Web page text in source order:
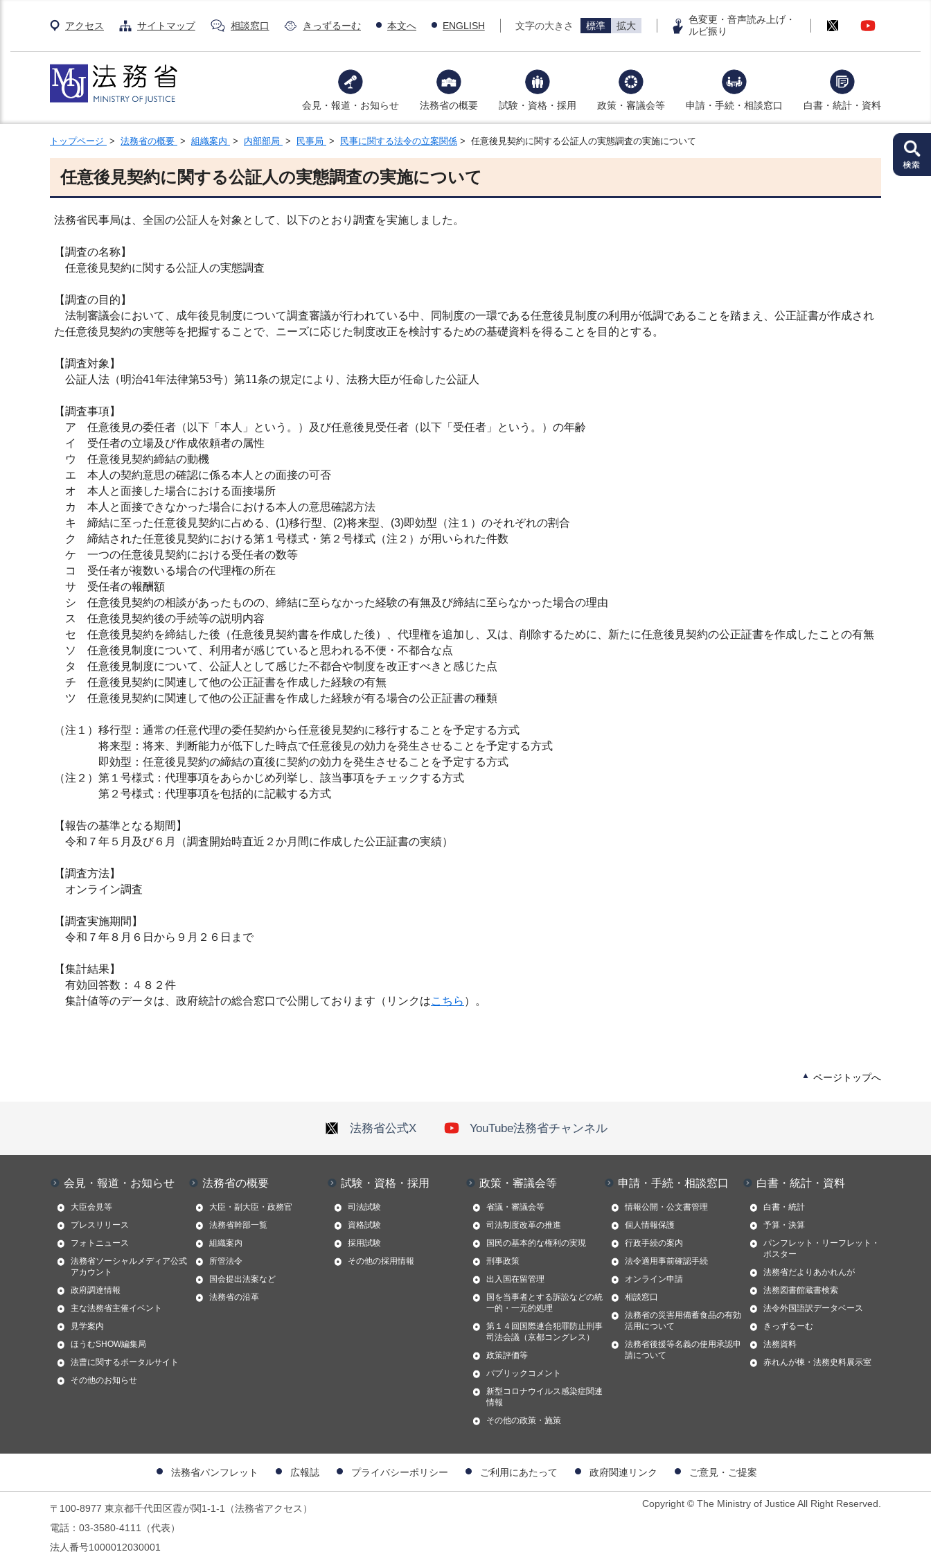
アクセス サイトマップ 相談窓口 きっずるーむ 本文へ ENGLISH 文字の大きさ 標準 拡大
色変更・音声読み上げ・
ルビ振り
会見・報道・お知らせ 法務省の概要 試験・資格・採用 政策・審議会等 申請・手続・相談窓口 白書・統計・資料
トップページ > 法務省の概要 > 組織案内 > 内部部局 > 民事局 > 民事に関する法令の立案関係 > 任意後見契約に関する公証人の実態調査の実施について
任意後見契約に関する公証人の実態調査の実施について
法務省民事局は、全国の公証人を対象として、以下のとおり調査を実施しました。
【調査の名称】
任意後見契約に関する公証人の実態調査
【調査の目的】
法制審議会において、成年後見制度について調査審議が行われている中、同制度の一環である任意後見制度の利用が低調であることを踏まえ、公正証書が作成され
た任意後見契約の実態等を把握することで、ニーズに応じた制度改正を検討するための基礎資料を得ることを目的とする。
【調査対象】
公証人法（明治41年法律第53号）第11条の規定により、法務大臣が任命した公証人
【調査事項】
ア 任意後見の委任者（以下「本人」という。）及び任意後見受任者（以下「受任者」という。）の年齢
イ 受任者の立場及び作成依頼者の属性
ウ 任意後見契約締結の動機
エ 本人の契約意思の確認に係る本人との面接の可否
オ 本人と面接した場合における面接場所
カ 本人と面接できなかった場合における本人の意思確認方法
キ 締結に至った任意後見契約に占める、(1)移行型、(2)将来型、(3)即効型（注１）のそれぞれの割合
ク 締結された任意後見契約における第１号様式・第２号様式（注２）が用いられた件数
ケ 一つの任意後見契約における受任者の数等
コ 受任者が複数いる場合の代理権の所在
サ 受任者の報酬額
シ 任意後見契約の相談があったものの、締結に至らなかった経験の有無及び締結に至らなかった場合の理由
ス 任意後見契約後の手続等の説明内容
セ 任意後見契約を締結した後（任意後見契約書を作成した後）、代理権を追加し、又は、削除するために、新たに任意後見契約の公正証書を作成したことの有無
ソ 任意後見制度について、利用者が感じていると思われる不便・不都合な点
タ 任意後見制度について、公証人として感じた不都合や制度を改正すべきと感じた点
チ 任意後見契約に関連して他の公正証書を作成した経験の有無
ツ 任意後見契約に関連して他の公正証書を作成した経験が有る場合の公正証書の種類
（注１）移行型：通常の任意代理の委任契約から任意後見契約に移行することを予定する方式
将来型：将来、判断能力が低下した時点で任意後見の効力を発生させることを予定する方式
即効型：任意後見契約の締結の直後に契約の効力を発生させることを予定する方式
（注２）第１号様式：代理事項をあらかじめ列挙し、該当事項をチェックする方式
第２号様式：代理事項を包括的に記載する方式
【報告の基準となる期間】
令和７年５月及び６月（調査開始時直近２か月間に作成した公正証書の実績）
【調査方法】
オンライン調査
【調査実施期間】
令和７年８月６日から９月２６日まで
【集計結果】
有効回答数：４８２件
集計値等のデータは、政府統計の総合窓口で公開しております（リンクはこちら ）。
ページトップへ
法務省公式X YouTube法務省チャンネル
会見・報道・お知らせ
大臣会見等
プレスリリース
フォトニュース
法務省ソーシャルメディア公式
アカウント
政府調達情報
主な法務省主催イベント
見学案内
ほうむSHOW編集局
法曹に関するポータルサイト
その他のお知らせ
法務省の概要
大臣・副大臣・政務官
法務省幹部一覧
組織案内
所管法令
国会提出法案など
法務省の沿革
試験・資格・採用
司法試験
資格試験
採用試験
その他の採用情報
政策・審議会等
省議・審議会等
司法制度改革の推進
国民の基本的な権利の実現
刑事政策
出入国在留管理
国を当事者とする訴訟などの統
一的・一元的処理
第１４回国際連合犯罪防止刑事
司法会議（京都コングレス）
政策評価等
パブリックコメント
新型コロナウイルス感染症関連
情報
その他の政策・施策
申請・手続・相談窓口
情報公開・公文書管理
個人情報保護
行政手続の案内
法令適用事前確認手続
オンライン申請
相談窓口
法務省の災害用備蓄食品の有効
活用について
法務省後援等名義の使用承認申
請について
白書・統計・資料
白書・統計
予算・決算
パンフレット・リーフレット・
ポスター
法務省だよりあかれんが
法務図書館蔵書検索
法令外国語訳データベース
きっずるーむ
法務資料
赤れんが棟・法務史料展示室
法務省パンフレット 広報誌 プライバシーポリシー ご利用にあたって 政府関連リンク ご意見・ご提案
〒100-8977 東京都千代田区霞が関1-1-1（法務省アクセス）
電話：03-3580-4111（代表）
法人番号1000012030001
Copyright © The Ministry of Justice All Right Reserved.